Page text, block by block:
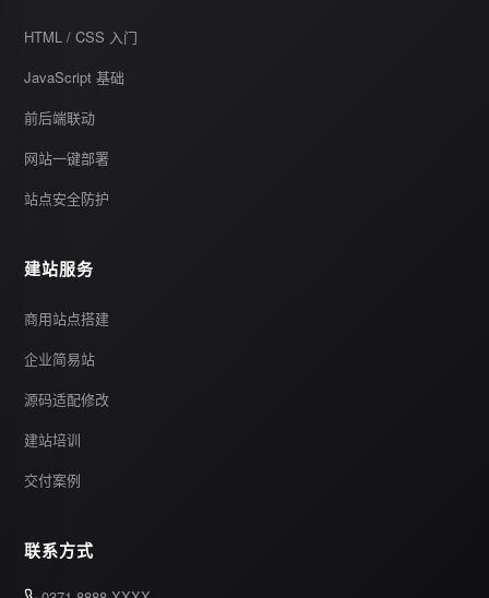
HTML / CSS 入门
JavaScript 基础
前后端联动
网站一键部署
站点安全防护
建站服务
商用站点搭建
企业简易站
源码适配修改
建站培训
交付案例
联系方式